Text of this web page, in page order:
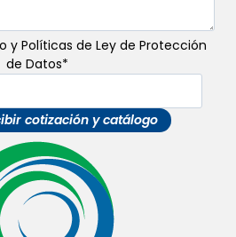
y Políticas de Ley de Protección
de Datos*
cotización y catálogo